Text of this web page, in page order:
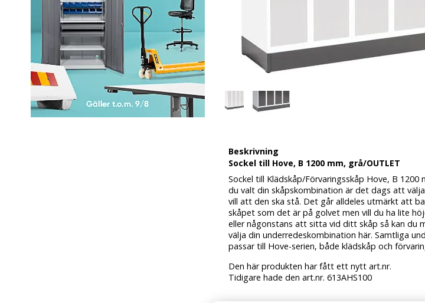
Beskrivning
Sockel till Hove, B 1200 mm, grå/OUTLET
Sockel till Klädskåp/Förvaringsskåp Hove, B 1200
du valt din skåpskombination är det dags att
vill att den ska stå. Det går alldeles utmärkt att
skåpet som det är på golvet men vill du ha lite
eller någonstans att sitta vid ditt skåp så kan du
välja din underredeskombination här. Samtliga
passar till Hove-serien, både klädskåp och
Den här produkten har fått ett nytt art.nr.
Tidigare hade den art.nr. 613AHS100